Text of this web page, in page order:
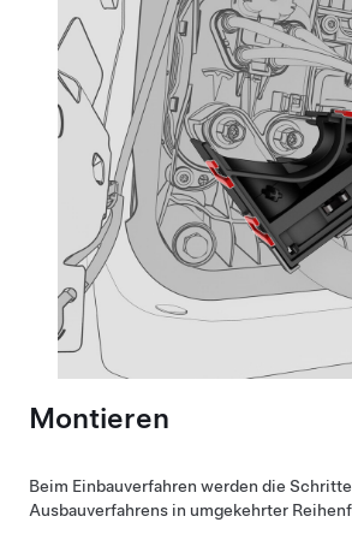
Montieren
Beim Einbauverfahren werden die
Ausbauverfahrens in umgekehrter